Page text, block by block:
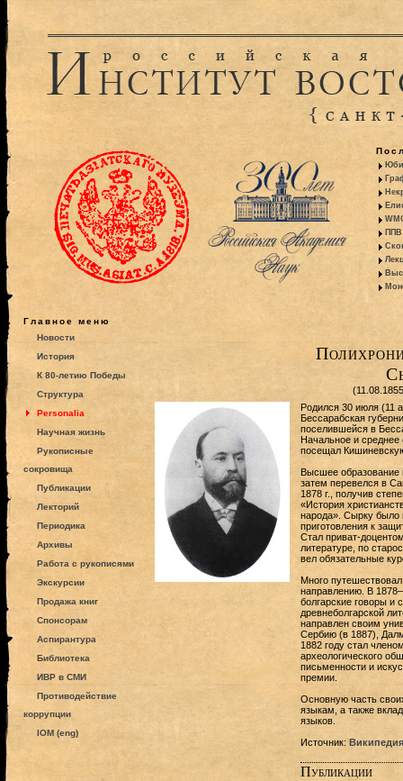
ППВ
Главное меню
Новости
История
К 80-летию Победы
Структура
Personalia
Научная жизнь
Рукописные
сокровища
Публикации
Лекторий
Периодика
Архивы
Работа с рукописями
Экскурсии
Продажа книг
Спонсорам
Аспирантура
Библиотека
ИВР в СМИ
Противодействие
коррупции
IOM (eng)
Родился 30 июля (11
Бессарабская
поселившейся в
Начальное и среднее
посещал
Высшее образование
затем перевелся в
1878 г., получив
«История
народа». Сырку было
приготовления к
Стал приват-
литературе, по
вел обязательные
Много
направлению. В
болгарские говоры и
древнеболгарской
направлен своим
Сербию (в 1887),
1882 году стал
археологического
письменности и
премии.
Основную часть
языкам, а также
языков.
Источник: Википедия
Публикации